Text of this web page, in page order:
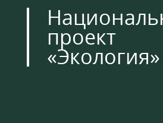
проект
«Экология»